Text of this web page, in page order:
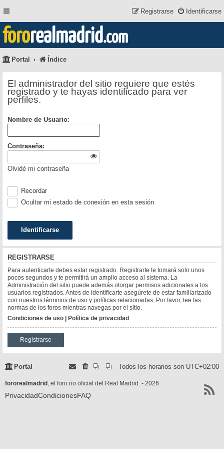
Identificarse
Registrarse
fororealmadrid.com
Portal Índice
El administrador del sitio requiere que estés
registrado y te hayas identificado para ver
perfiles.
Nombre de Usuario:
Contraseña:
Olvidé mi contraseña
Recordar
Ocultar mi estado de conexión en esta sesión
REGISTRARSE
Para autenticarte debes estar registrado. Registrarte te tomará solo unos
pocos segundos y te permitirá un amplio acceso al sistema. La
Administración del sitio puede además otorgar permisos adicionales a los
usuarios registrados. Antes de identificarte asegúrete de estar familiarizado
con nuestros términos de uso y políticas relacionadas. Por favor, lee las
normas de los foros mientras navegas por el sitio.
Condiciones de uso | Política de privacidad
Registrarse
Portal Todos los horarios son UTC+02:00
fororealmadrid , el foro no oficial del Real Madrid. - 2026
PrivacidadCondicionesFAQ